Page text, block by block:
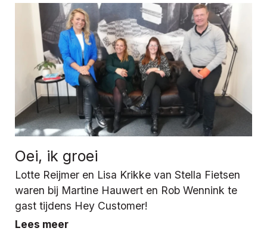
Oei, ik groei
Lotte Reijmer en Lisa Krikke van Stella Fietsen
waren bij Martine Hauwert en Rob Wennink te
gast tijdens Hey Customer!
Lees meer